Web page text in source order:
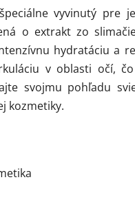
vyvinutý pre
o extrakt zo
hydratáciu a
v oblasti očí,
svojmu pohľadu
kozmetiky.